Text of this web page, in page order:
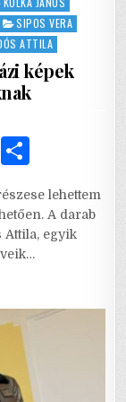
SIPOS VERA
ATTILA
képek
W
s
p
ar
e
lehettem
A darab
Attila, egyik